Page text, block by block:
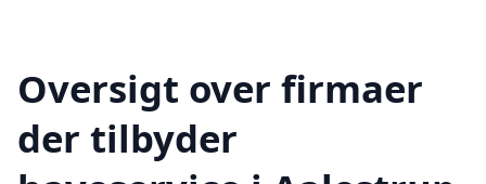
Oversigt over firmaer
der tilbyder